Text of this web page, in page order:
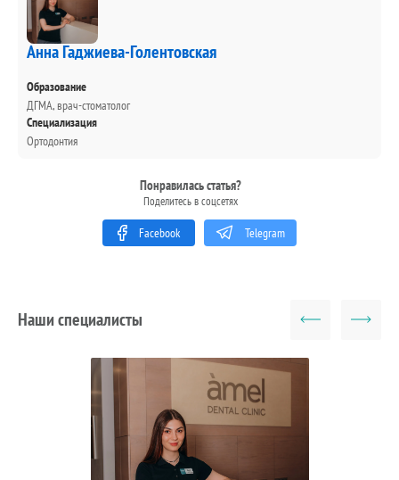
Анна Гаджиева-Голентовская
Образование
ДГМА, врач-стоматолог
Специализация
Ортодонтия
Понравилась статья?
Поделитесь в соцсетях
Facebook Telegram
Наши специалисты